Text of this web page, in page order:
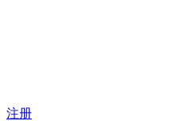
注册